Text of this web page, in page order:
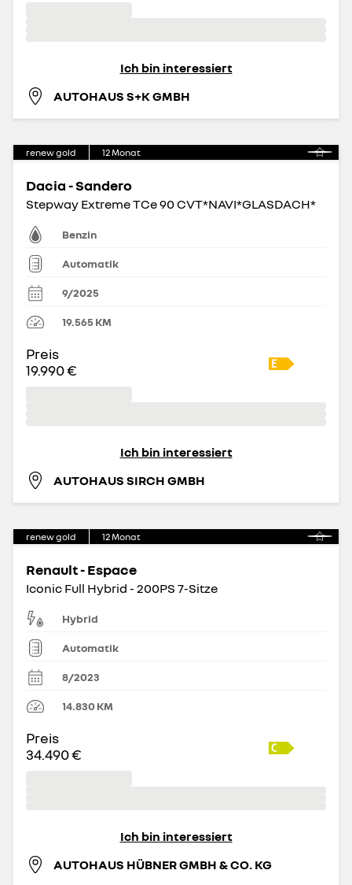
Ich bin interessiert
AUTOHAUS S+K GMBH
renew gold 12Monat
Dacia - Sandero
Stepway Extreme TCe 90 CVT*NAVI*GLASDACH*
Benzin
Automatik
9/2025
19.565 KM
Preis
19.990 €
Ich bin interessiert
AUTOHAUS SIRCH GMBH
renew gold 12Monat
Renault - Espace
Iconic Full Hybrid - 200PS 7-Sitze
Hybrid
Automatik
8/2023
14.830KM
Preis
34.490 €
Ich bin interessiert
AUTOHAUS HÜBNER GMBH & CO. KG